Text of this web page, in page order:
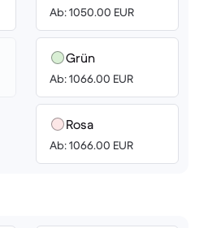
Ab: 1050.00 EUR
Grün
Ab: 1066.00 EUR
Rosa
Ab: 1066.00 EUR